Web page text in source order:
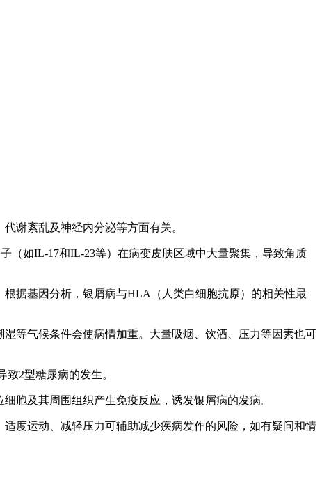
谢紊乱及神经内分泌等方面有关。
（如IL-17和IL-23等）在病变皮肤区域中大量聚集，导致角质
据基因分析，银屑病与HLA（人类白细胞抗原）的相关性最
等气候条件会使病情加重。大量吸烟、饮酒、压力等因素也可
2型糖尿病的发生。
胞及其周围组织产生免疫反应，诱发银屑病的发病。
度运动、减轻压力可辅助减少疾病发作的风险，如有疑问和情